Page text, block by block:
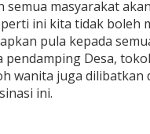
semua masyarakat
ini kita tidak boleh
pula kepada
pendamping Desa,
wanita juga dilibatkan
ini.